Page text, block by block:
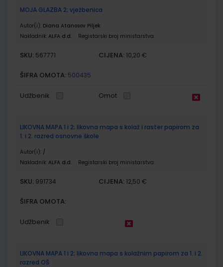
MOJA GLAZBA 2; vježbenica
Autor(i): Diana Atanosov Piljek
Nakladnik: ALFA d.d. Registarski broj ministarstva:
SKU: 567771 CIJENA: 10,20 €
ŠIFRA OMOTA: 500435
Udžbenik Omot
LIKOVNA MAPA 1 i 2; likovna mapa s kolaž i raster papirom za
1. i 2. razred osnovne škole
Autor(i): /
Nakladnik: ALFA d.d. Registarski broj ministarstva:
SKU: 991734 CIJENA: 12,50 €
ŠIFRA OMOTA:
Udžbenik
LIKOVNA MAPA 1 i 2; likovna mapa s kolažnim papirom za 1. i 2.
razred OŠ